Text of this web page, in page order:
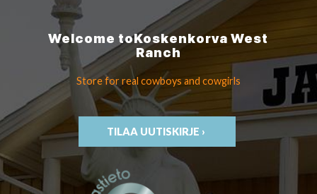
Welcome toKoskenkorvaWest
Ranch
Store for real cowboys and cowgirls
TILAA UUTISKIRJE ›